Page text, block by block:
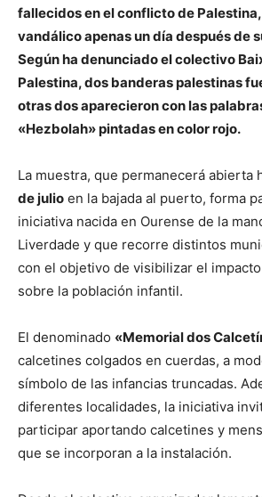
fallecidos en el conflicto de
vandálico apenas un día después de
Según ha denunciado el colectivo
Palestina, dos banderas palestinas
otras dos aparecieron con las
«Hezbolah» pintadas en color rojo.
La muestra, que permanecerá abierta
de julio en la bajada al puerto, forma
iniciativa nacida en Ourense de la
Liverdade y que recorre distintos
con el objetivo de visibilizar el
sobre la población infantil.
El denominado «Memorial dos
calcetines colgados en cuerdas, a
símbolo de las infancias truncadas.
diferentes localidades, la iniciativa
participar aportando calcetines y
que se incorporan a la instalación.